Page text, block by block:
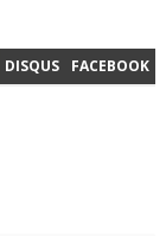
DISQUS FACEBOOK